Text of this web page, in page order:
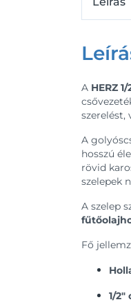
A HERZ
szerelést,
A
hosszú
rövid
szelepek
A szelep
Fő
1/